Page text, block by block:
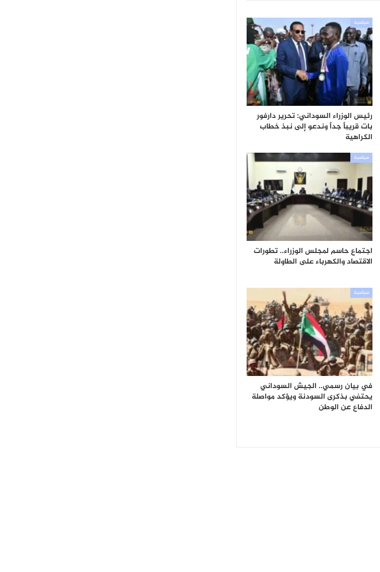
سياسية
رئيس الوزراء السوداني: تحرير دارفور
بات قريباً جداً وندعو إلى نبذ خطاب
الكراهية
سياسية
اجتماع حاسم لمجلس الوزراء.. تطورات
الاقتصاد والكهرباء على الطاولة
سياسية
في بيان رسمي.. الجيش السوداني
يحتفي بذكرى السودنة ويؤكد مواصلة
الدفاع عن الوطن